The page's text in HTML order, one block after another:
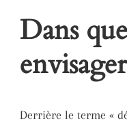
Dans
Derrière le terme «